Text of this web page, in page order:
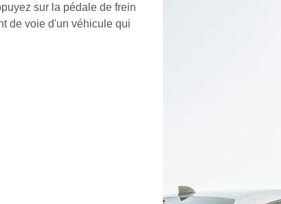
sur la pédale de frein
de voie d'un véhicule qui